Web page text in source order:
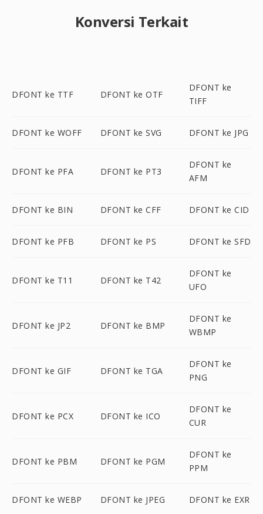
Konversi Terkait
DFONT ke TTF DFONT ke OTF
DFONT ke
TIFF
DFONT ke WOFF DFONT ke SVG DFONT ke JPG
DFONT ke PFA DFONT ke PT3
DFONT ke
AFM
DFONT ke BIN DFONT ke CFF DFONT ke CID
DFONT ke PFB DFONT ke PS DFONT ke SFD
DFONT ke T11 DFONT ke T42
DFONT ke
UFO
DFONT ke JP2 DFONT ke BMP
DFONT ke
WBMP
DFONT ke GIF DFONT ke TGA
DFONT ke
PNG
DFONT ke PCX DFONT ke ICO
DFONT ke
CUR
DFONT ke PBM DFONT ke PGM
DFONT ke
PPM
DFONT ke WEBP DFONT ke JPEG DFONT ke EXR